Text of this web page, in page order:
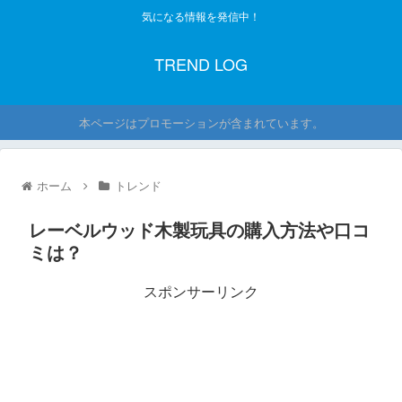
気になる情報を発信中！
TREND LOG
本ページはプロモーションが含まれています。
ホーム トレンド
レーベルウッド木製玩具の購入方法や口コ
ミは？
スポンサーリンク